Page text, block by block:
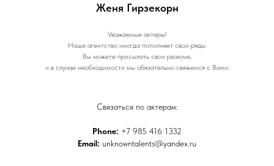
Женя Гирзекорн
Уважаемые актеры!
Наше агентство иногда пополняет свои ряды.
Вы можете присылать свои резюме,
и в случае необходимости мы обязательно свяжемся с Вами.
Связаться по актерам:
Phone: +7 985 416 1332
Email: unknowntalents@yandex.ru